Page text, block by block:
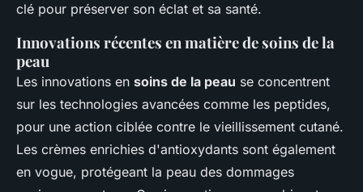
clé pour préserver son éclat et sa santé.
Innovations récentes en matière de soins de la
peau
Les innovations en soins de la peau se concentrent
sur les technologies avancées comme les peptides,
pour une action ciblée contre le vieillissement cutané.
Les crèmes enrichies d'antioxydants sont également
en vogue, protégeant la peau des dommages